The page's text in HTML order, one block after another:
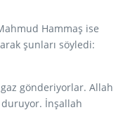
Hammaş ise
şunları söyledi:
gönderiyorlar. Allah
İnşallah